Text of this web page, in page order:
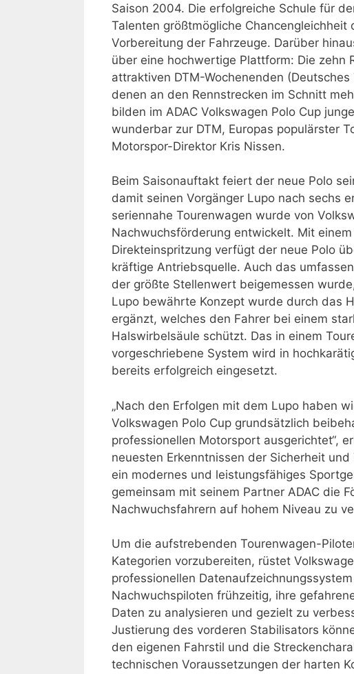
Saison 2004. Die erfolgreiche Schule für
Talenten größtmögliche
Vorbereitung der Fahrzeuge. Darüber
über eine hochwertige Plattform: Die zehn
attraktiven DTM-Wochenenden
denen an den Rennstrecken im Schnitt
bilden im ADAC Volkswagen Polo Cup
wunderbar zur DTM, Europas populärster
Motorspor-Direktor Kris Nissen.
Beim Saisonauftakt feiert der neue Polo
damit seinen Vorgänger Lupo nach sechs
seriennahe Tourenwagen wurde von
Nachwuchsförderung entwickelt. Mit
Direkteinspritzung verfügt der neue Polo
kräftige Antriebsquelle. Auch das
der größte Stellenwert beigemessen
Lupo bewährte Konzept wurde durch das
ergänzt, welches den Fahrer bei einem
Halswirbelsäule schützt. Das in einem
vorgeschriebene System wird in
bereits erfolgreich eingesetzt.
„Nach den Erfolgen mit dem Lupo haben
Volkswagen Polo Cup grundsätzlich
professionellen Motorsport ausgerichtet“,
neuesten Erkenntnissen der Sicherheit
ein modernes und leistungsfähiges
gemeinsam mit seinem Partner ADAC die
Nachwuchsfahrern auf hohem Niveau zu
Um die aufstrebenden Tourenwagen-
Kategorien vorzubereiten, rüstet
professionellen
Nachwuchspiloten frühzeitig, ihre
Daten zu analysieren und gezielt zu
Justierung des vorderen Stabilisators
den eigenen Fahrstil und die
technischen Voraussetzungen der harten